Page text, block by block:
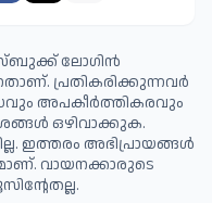
ലോഗിൻ
പ്രതികരിക്കുന്നവര്‍
അപകീര്‍ത്തികരവും
ഒഴിവാക്കുക.
ഇത്തരം അഭിപ്രായങ്ങള്‍
വായനക്കാരുടെ